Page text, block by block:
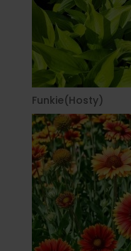
Funkie(Hosty)